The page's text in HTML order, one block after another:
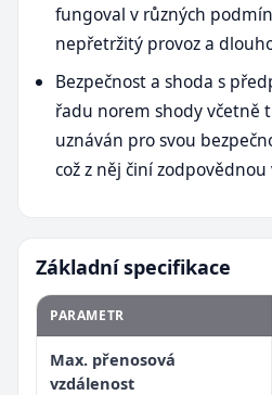
fungoval v různých
nepřetržitý provoz a
Bezpečnost a shoda s
řadu norem shody včetně
uznáván pro svou
což z něj činí
Základní specifikace
PARAMETR
Max. přenosová
vzdálenost